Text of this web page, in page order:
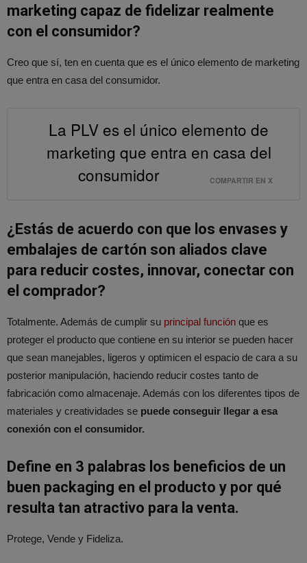
marketing capaz de fidelizar realmente
con el consumidor?
Creo que sí, ten en cuenta que es el único elemento de marketing
que entra en casa del consumidor.
La PLV es el único elemento de
marketing que entra en casa del
consumidor
COMPARTIR EN X
¿Estás de acuerdo con que los envases y
embalajes de cartón son aliados clave
para reducir costes, innovar, conectar con
el comprador?
Totalmente. Además de cumplir su principal función que es
proteger el producto que contiene en su interior se pueden hacer
que sean manejables, ligeros y optimicen el espacio de cara a su
posterior manipulación, haciendo reducir costes tanto de
fabricación como almacenaje. Además con los diferentes tipos de
materiales y creatividades se puede conseguir llegar a esa
conexión con el consumidor.
Define en 3 palabras los beneficios de un
buen packaging en el producto y por qué
resulta tan atractivo para la venta.
Protege, Vende y Fideliza.